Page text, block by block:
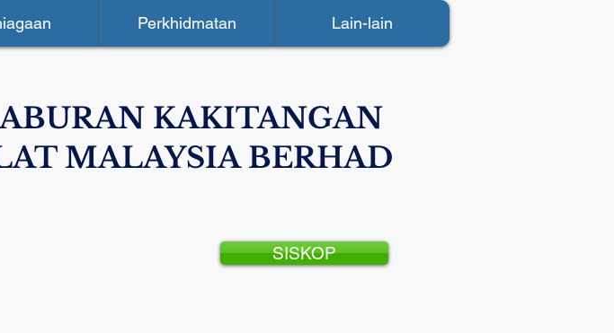
Perkhidmatan Lain-lain
KAKITANGAN
MALAYSIA BERHAD
SISKOP